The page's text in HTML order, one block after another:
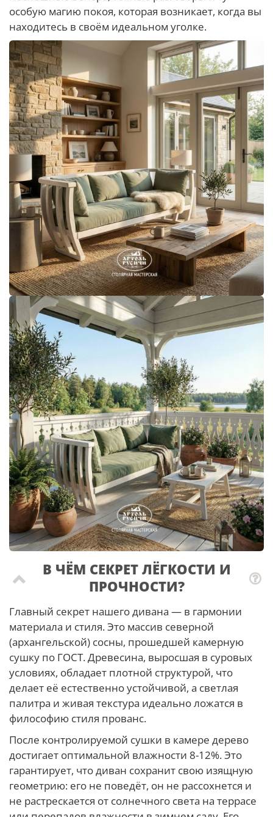
особую магию покоя, которая возникает, когда вы
находитесь в своём идеальном уголке.
В ЧЁМ СЕКРЕТ ЛЁГКОСТИ И
ПРОЧНОСТИ?
Главный секрет нашего дивана — в гармонии
материала и стиля. Это массив северной
(архангельской) сосны, прошедшей камерную
сушку по ГОСТ. Древесина, выросшая в суровых
условиях, обладает плотной структурой, что
делает её естественно устойчивой, а светлая
палитра и живая текстура идеально ложатся в
философию стиля прованс.
После контролируемой сушки в камере дерево
достигает оптимальной влажности 8-12%. Это
гарантирует, что диван сохранит свою изящную
геометрию: его не поведёт, он не рассохнется и
не растрескается от солнечного света на террасе